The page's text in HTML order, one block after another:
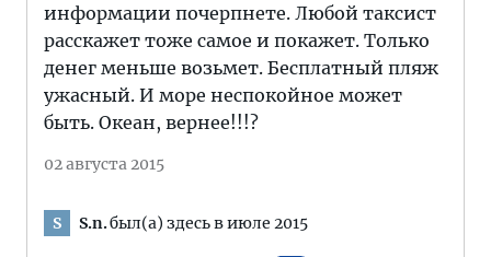
информации почерпнете. Любой таксист
расскажет тоже самое и покажет. Только
денег меньше возьмет. Бесплатный пляж
ужасный. И море неспокойное может
быть. Океан, вернее!!!?
02 августа 2015
S S.n.был(а) здесь в июле 2015